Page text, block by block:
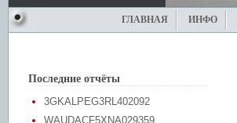
ГЛАВНАЯ ИНФО
Последние отчёты
3GKALPEG3RL402092
WAUDACF5XNA029359